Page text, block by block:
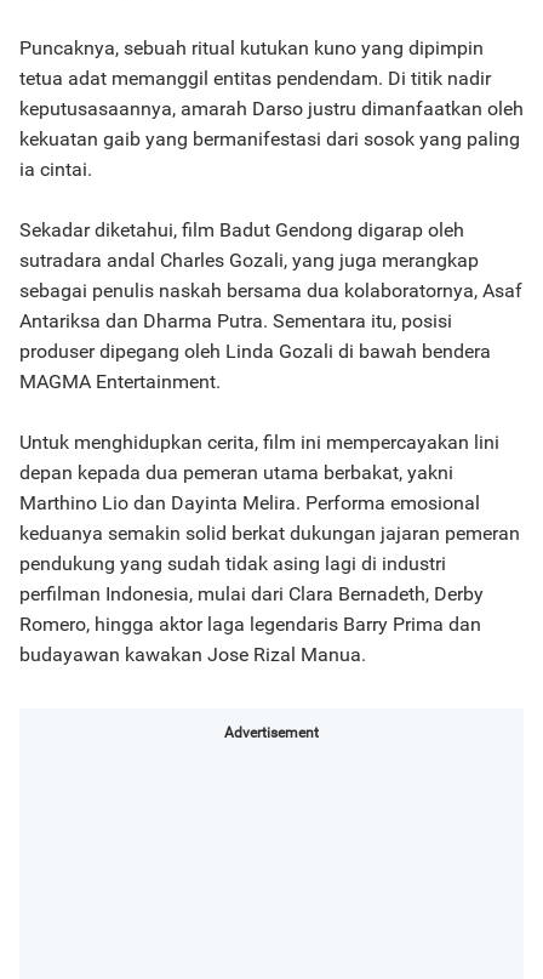
Puncaknya, sebuah ritual kutukan kuno yang dipimpin
tetua adat memanggil entitas pendendam. Di titik nadir
keputusasaannya, amarah Darso justru dimanfaatkan oleh
kekuatan gaib yang bermanifestasi dari sosok yang paling
ia cintai.
Sekadar diketahui, film Badut Gendong digarap oleh
sutradara andal Charles Gozali, yang juga merangkap
sebagai penulis naskah bersama dua kolaboratornya, Asaf
Antariksa dan Dharma Putra. Sementara itu, posisi
produser dipegang oleh Linda Gozali di bawah bendera
MAGMA Entertainment.
Untuk menghidupkan cerita, film ini mempercayakan lini
depan kepada dua pemeran utama berbakat, yakni
Marthino Lio dan Dayinta Melira. Performa emosional
keduanya semakin solid berkat dukungan jajaran pemeran
pendukung yang sudah tidak asing lagi di industri
perfilman Indonesia, mulai dari Clara Bernadeth, Derby
Romero, hingga aktor laga legendaris Barry Prima dan
budayawan kawakan Jose Rizal Manua.
Advertisement